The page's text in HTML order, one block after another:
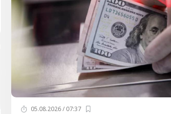
07:37 / 05.08.2026